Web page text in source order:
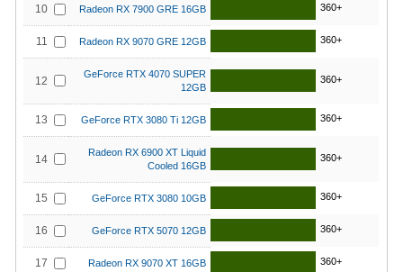
10 Radeon RX 7900 GRE 16GB 360+
11 Radeon RX 9070 GRE 12GB 360+
12
GeForce RTX 4070 SUPER
12GB
360+
13 GeForce RTX 3080 Ti 12GB 360+
14
Radeon RX 6900 XT Liquid
Cooled 16GB
360+
15 GeForce RTX 3080 10GB 360+
16 GeForce RTX 5070 12GB 360+
17 Radeon RX 9070 XT 16GB 360+